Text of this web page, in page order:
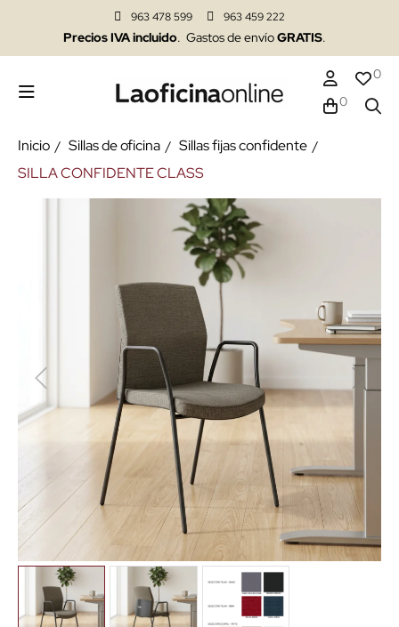
963 478 599 963 459 222
Precios IVA incluido. Gastos de envíoGRATIS.
0
0
Inicio Sillas de oficina
Sillas fijas confidente
SILLA CONFIDENTE CLASS